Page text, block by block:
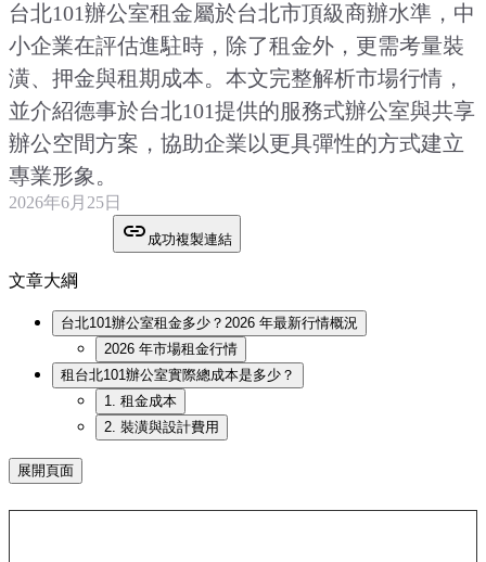
台北101辦公室租金屬於台北市頂級商辦水準，中
小企業在評估進駐時，除了租金外，更需考量裝
潢、押金與租期成本。本文完整解析市場行情，
並介紹德事於台北101提供的服務式辦公室與共享
辦公空間方案，協助企業以更具彈性的方式建立
專業形象。
2026年6月25日
成功複製連結
文章大綱
台北101辦公室租金多少？2026 年最新行情概況
2026 年市場租金行情
租台北101辦公室實際總成本是多少？
1. 租金成本
2. 裝潢與設計費用
展開頁面